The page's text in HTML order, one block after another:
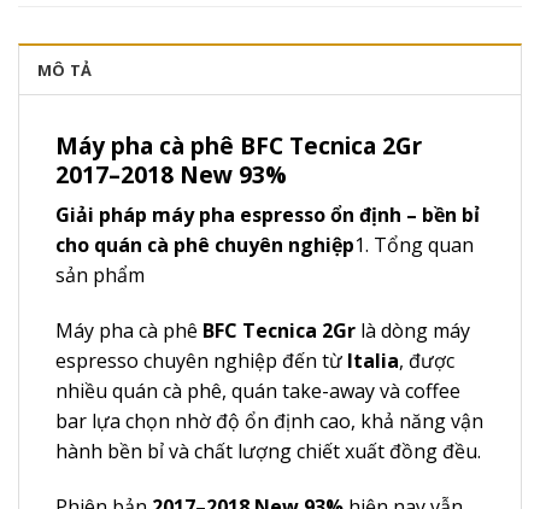
MÔ TẢ
Máy pha cà phê BFC Tecnica 2Gr
2017–2018 New 93%
Giải pháp máy pha espresso ổn định – bền bỉ
cho quán cà phê chuyên nghiệp1. Tổng quan
sản phẩm
Máy pha cà phê BFC Tecnica 2Gr là dòng máy
espresso chuyên nghiệp đến từ Italia, được
nhiều quán cà phê, quán take-away và coffee
bar lựa chọn nhờ độ ổn định cao, khả năng vận
hành bền bỉ và chất lượng chiết xuất đồng đều.